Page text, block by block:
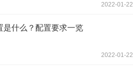
2022-01-22
是什么？配置要求一览
2022-01-22